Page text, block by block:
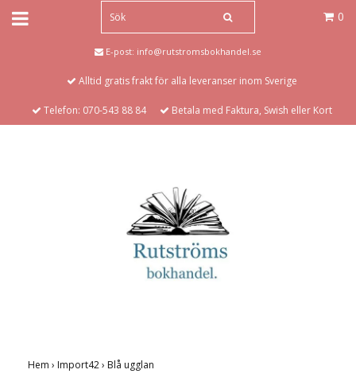
0
E-post: info@rutstromsbokhandel.se
Alltid gratis frakt för alla leveranser inom Sverige
Telefon: 070-543 88 84 Betala med Faktura, Swish eller Kort
Hem › Import42› Blå ugglan